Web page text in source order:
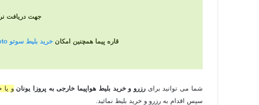
جهت دریافت نرخ ویژه
قاره پیما همچنین امکان خرید بلیط سوتو Soto
شما می توانید برای رزرو و خرید بلیط هواپیما خارجی به پروزا یونان و یا
سپس اقدام به رزرو و خرید بلیط نمائید.